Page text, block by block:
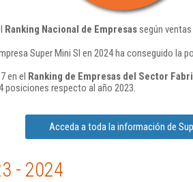
Ranking Nacional de Empresassegún
Super Mini Sl en 2024 ha conseguido la
en el Ranking de Empresas del Sector
posiciones respecto al año 2023.
Acceda a toda la información de
- 2024